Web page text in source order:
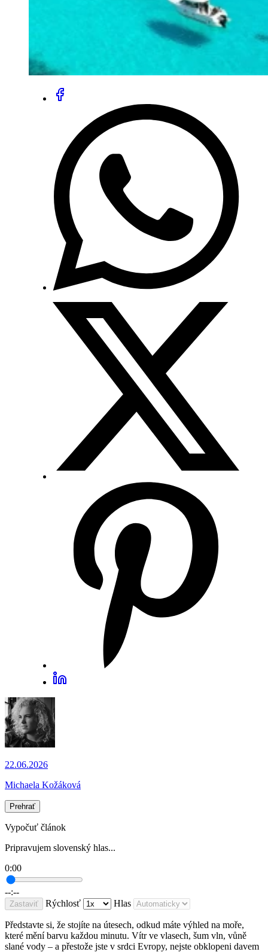
22.06.2026
Michaela Kožáková
Prehrať
Vypočuť článok
Pripravujem slovenský hlas...
0:00
--:--
Zastaviť Rýchlosť Hlas
Představte si, že stojíte na útesech, odkud máte výhled na moře,
které mění barvu každou minutu. Vítr ve vlasech, šum vln, vůně
slané vody – a přestože jste v srdci Evropy, nejste obklopeni davem